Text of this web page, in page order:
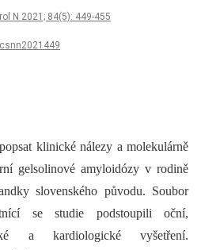
N 2021; 84(5): 449-455
klinické nálezy a molekulárně
gelsolinové amyloidózy v rodině
slovenského původu. Soubor
se studie podstoupili oční,
a kardiologické vyšetření.